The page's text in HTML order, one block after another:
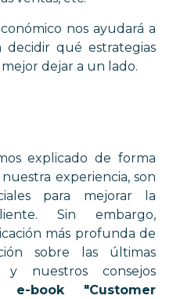
nos ayudará a
decidir qué estrategias
dejar a un lado.
explicado de forma
experiencia, son
para mejorar la
Sin embargo,
más profunda de
sobre las últimas
nuestros consejos
e-book "Customer